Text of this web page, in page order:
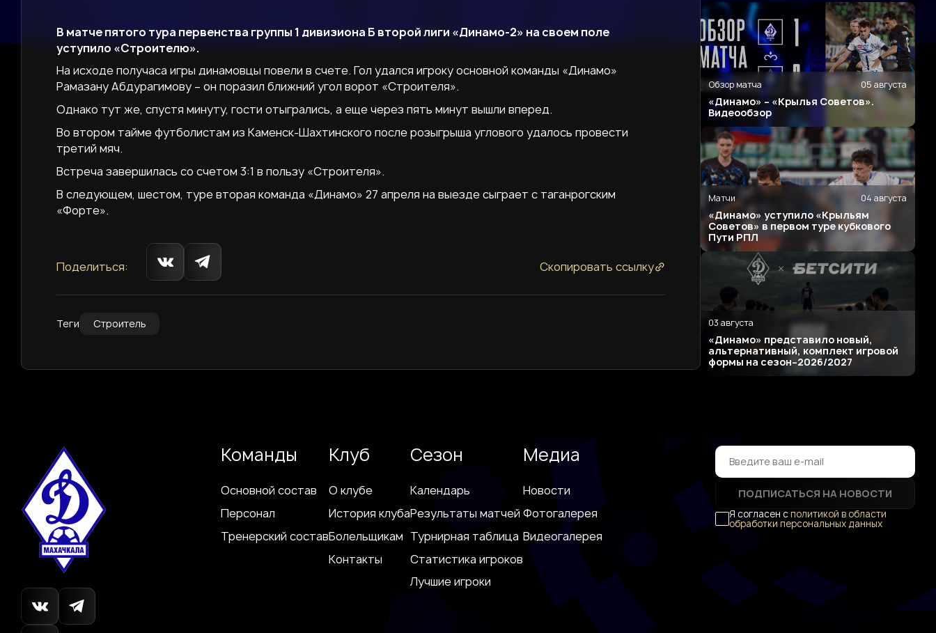
В матче пятого тура первенства группы 1 дивизиона Б второй лиги «Динамо-2» на своем поле
уступило «Строителю».
На исходе получаса игры динамовцы повели в счете. Гол удался игроку основной команды «Динамо»
Рамазану Абдурагимову – он поразил ближний угол ворот «Строителя».
Однако тут же, спустя минуту, гости отыгрались, а еще через пять минут вышли вперед.
Во втором тайме футболистам из Каменск-Шахтинского после розыгрыша углового удалось провести
третий мяч.
Встреча завершилась со счетом 3:1 в пользу «Строителя».
В следующем, шестом, туре вторая команда «Динамо» 27 апреля на выезде сыграет с таганрогским
«Форте».
Поделиться: Скопировать ссылку
Теги Строитель
Обзор матча 05 августа
«Динамо» – «Крылья Советов».
Видеообзор
Матчи 04 августа
«Динамо» уступило «Крыльям
Советов» в первом туре кубкового
Пути РПЛ
03 августа
«Динамо» представило новый,
альтернативный, комплект игровой
формы на сезон–2026/2027
Команды
Основной состав
Персонал
Тренерский состав
Клуб
О клубе
История клуба
Болельщикам
Контакты
Сезон
Календарь
Результаты матчей
Турнирная таблица
Статистика игроков
Лучшие игроки
Медиа
Новости
Фотогалерея
Видеогалерея
ПОДПИСАТЬСЯ НА НОВОСТИ
Я согласен сполитикой в области
обработки персональных данных